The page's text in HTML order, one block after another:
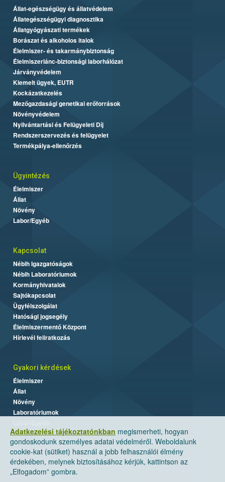
Adatkezelési tájékoztatónkban megismerheti, hogyan
gondoskodunk személyes adatai védelméről. Weboldalunk
cookie-kat (sütiket) használ a jobb felhasználói élmény
érdekében, melynek biztosításához kérjük, kattintson az
„Elfogadom” gombra.
Állat-egészségügy és állatvédelem
Állategészségügyi diagnosztika
Állatgyógyászati termékek
Borászat és alkoholos italok
Élelmiszer- és takarmánybiztonság
Élelmiszerlánc-biztonsági laborhálózat
Járványvédelem
Kiemelt ügyek, EUTR
Kockázatkezelés
Mezőgazdasági genetikai erőforrások
Növényvédelem
Nyilvántartási és Felügyeleti Díj
Rendszerszervezés és felügyelet
Termékpálya-ellenőrzés
Ügyintézés
Élelmiszer
Állat
Növény
Labor/Egyéb
Kapcsolat
Nébih Igazgatóságok
Nébih Laboratóriumok
Kormányhivatalok
Sajtókapcsolat
Ügyfélszolgálat
Hatósági jogsegély
Élelmiszermentő Központ
Hírlevél feliratkozás
Gyakori kérdések
Élelmiszer
Állat
Növény
Laboratóriumok